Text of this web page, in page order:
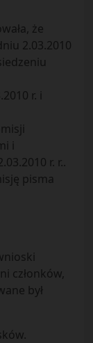
że
2.03.2010
r. i
i
r. r..
pisma
członków,
był